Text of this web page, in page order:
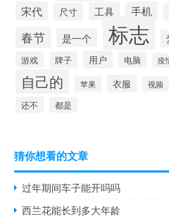
宋代 尺寸 工具 手机
春节 是一个 标志
游戏 牌子 用户 电脑 疫
自己的 苹果 衣服 视频
还不 都是
猜你想看的文章
过年期间车子能开吗吗
西兰花能长到多大年龄